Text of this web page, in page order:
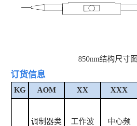
850nm结构尺寸图
订货信息
KG AOM XX XXX
调制器类
工作波
中心频